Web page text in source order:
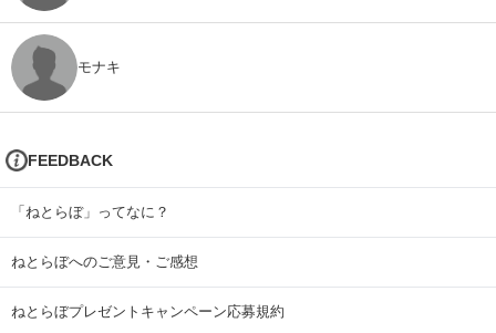
モナキ
FEEDBACK
「ねとらぼ」ってなに？
ねとらぼへのご意見・ご感想
ねとらぼプレゼントキャンペーン応募規約